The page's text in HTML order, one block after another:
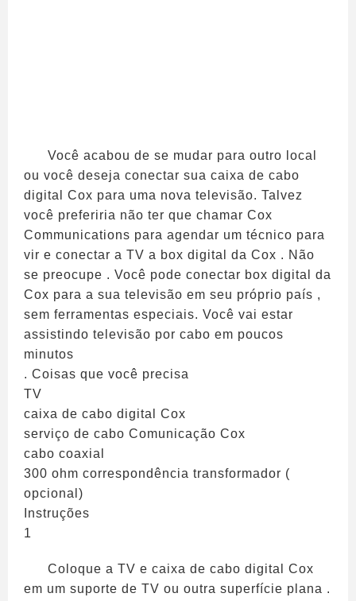
Você acabou de se mudar para outro local
ou você deseja conectar sua caixa de cabo
digital Cox para uma nova televisão. Talvez
você preferiria não ter que chamar Cox
Communications para agendar um técnico para
vir e conectar a TV a box digital da Cox . Não
se preocupe . Você pode conectar box digital da
Cox para a sua televisão em seu próprio país ,
sem ferramentas especiais. Você vai estar
assistindo televisão por cabo em poucos
minutos
. Coisas que você precisa
TV
caixa de cabo digital Cox
serviço de cabo Comunicação Cox
cabo coaxial
300 ohm correspondência transformador (
opcional)
Instruções
1
Coloque a TV e caixa de cabo digital Cox
em um suporte de TV ou outra superfície plana .